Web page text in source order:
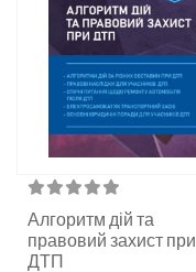
Алгоритм дій та
правовий захист при
ДТП